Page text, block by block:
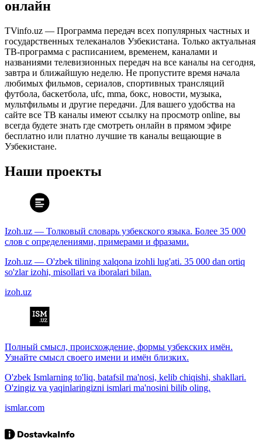
онлайн
TVinfo.uz — Программа передач всех популярных частных и
государственных телеканалов Узбекистана. Только актуальная
ТВ-программа с расписанием, временем, каналами и
названиями телевизионных передач на все каналы на сегодня,
завтра и ближайшую неделю. Не пропустите время начала
любимых фильмов, сериалов, спортивных трансляций
футбола, баскетбола, ufc, mma, бокс, новости, музыка,
мультфильмы и другие передачи. Для вашего удобства на
сайте все ТВ каналы имеют ссылку на просмотр online, вы
всегда будете знать где смотреть онлайн в прямом эфире
бесплатно или платно лучшие тв каналы вещающие в
Узбекистане.
Наши проекты
Izoh.uz — Толковый словарь узбекского языка. Более 35 000
слов с определениями, примерами и фразами.
Izoh.uz — O'zbek tilining xalqona izohli lug'ati. 35 000 dan ortiq
so'zlar izohi, misollari va iboralari bilan.
izoh.uz
Полный смысл, происхождение, формы узбекских имён.
Узнайте смысл своего имени и имён близких.
O'zbek Ismlarning to'liq, batafsil ma'nosi, kelib chiqishi, shakllari.
O'zingiz va yaqinlaringizni ismlari ma'nosini bilib oling.
ismlar.com